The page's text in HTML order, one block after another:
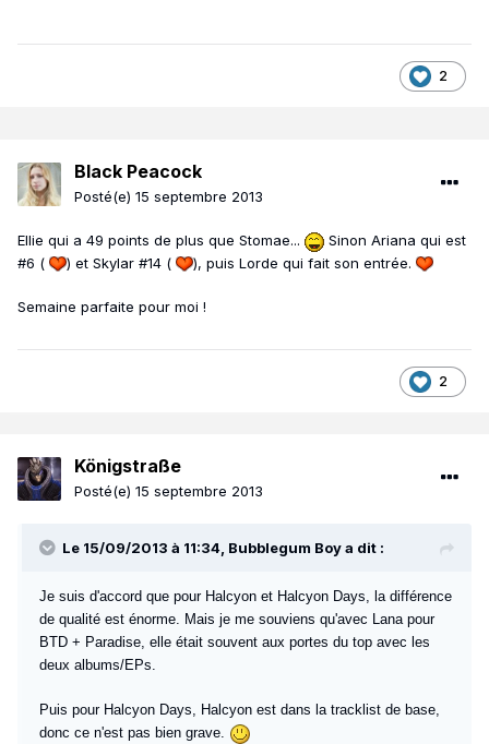
2
Black Peacock
Posté(e) 15 septembre 2013
Ellie qui a 49 points de plus que Stomae...
Sinon Ariana qui est
#6 (
) et Skylar #14 ( ), puis Lorde qui fait son entrée.
Semaine parfaite pour moi !
2
Königstraße
Posté(e) 15 septembre 2013
Le 15/09/2013 à 11:34, Bubblegum Boy a dit :
Je suis d'accord que pour Halcyon et Halcyon Days, la différence
de qualité est énorme. Mais je me souviens qu'avec Lana pour
BTD + Paradise, elle était souvent aux portes du top avec les
deux albums/EPs.
Puis pour Halcyon Days, Halcyon est dans la tracklist de base,
donc ce n'est pas bien grave.